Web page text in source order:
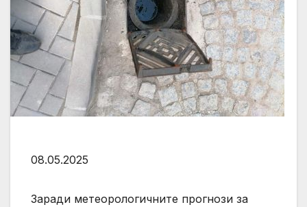
08.05.2025
Заради метеорологичните прогнози за